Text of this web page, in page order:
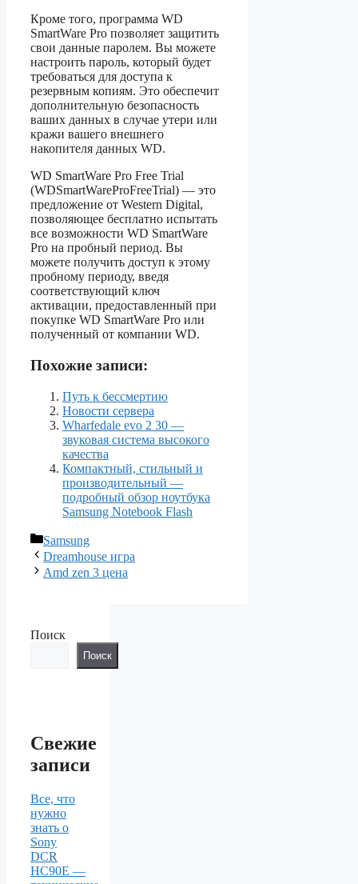
Кроме того, программа WD
SmartWare Pro позволяет защитить
свои данные паролем. Вы можете
настроить пароль, который будет
требоваться для доступа к
резервным копиям. Это обеспечит
дополнительную безопасность
ваших данных в случае утери или
кражи вашего внешнего
накопителя данных WD.
WD SmartWare Pro Free Trial
(WDSmartWareProFreeTrial) — это
предложение от Western Digital,
позволяющее бесплатно испытать
все возможности WD SmartWare
Pro на пробный период. Вы
можете получить доступ к этому
пробному периоду, введя
соответствующий ключ
активации, предоставленный при
покупке WD SmartWare Pro или
полученный от компании WD.
Похожие записи:
Путь к бессмертию
Новости сервера
Wharfedale evo 2 30 —
звуковая система высокого
качества
Компактный, стильный и
производительный —
подробный обзор ноутбука
Samsung Notebook Flash
Рубрики
Samsung
Dreamhouse игра
Amd zen 3 цена
Поиск
Поиск
Свежие
записи
Все, что
нужно
знать о
Sony
DCR
HC90E —